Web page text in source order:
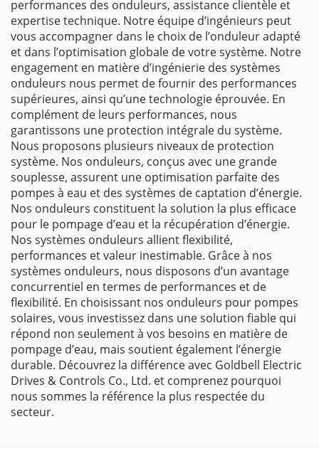
performances des onduleurs, assistance clientèle et
expertise technique. Notre équipe d’ingénieurs peut
vous accompagner dans le choix de l’onduleur adapté
et dans l’optimisation globale de votre système. Notre
engagement en matière d’ingénierie des systèmes
onduleurs nous permet de fournir des performances
supérieures, ainsi qu’une technologie éprouvée. En
complément de leurs performances, nous
garantissons une protection intégrale du système.
Nous proposons plusieurs niveaux de protection
système. Nos onduleurs, conçus avec une grande
souplesse, assurent une optimisation parfaite des
pompes à eau et des systèmes de captation d’énergie.
Nos onduleurs constituent la solution la plus efficace
pour le pompage d’eau et la récupération d’énergie.
Nos systèmes onduleurs allient flexibilité,
performances et valeur inestimable. Grâce à nos
systèmes onduleurs, nous disposons d’un avantage
concurrentiel en termes de performances et de
flexibilité. En choisissant nos onduleurs pour pompes
solaires, vous investissez dans une solution fiable qui
répond non seulement à vos besoins en matière de
pompage d’eau, mais soutient également l’énergie
durable. Découvrez la différence avec Goldbell Electric
Drives & Controls Co., Ltd. et comprenez pourquoi
nous sommes la référence la plus respectée du
secteur.